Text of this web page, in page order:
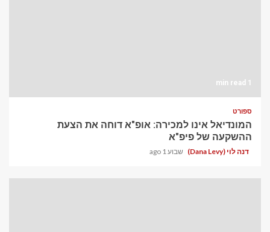
1 min read
ספורט
המונדיאל אינו למכירה: אופ"א דוחה את הצעת
ההשקעה של פיפ"א
דנה לוי (Dana Levy) שבוע 1 ago